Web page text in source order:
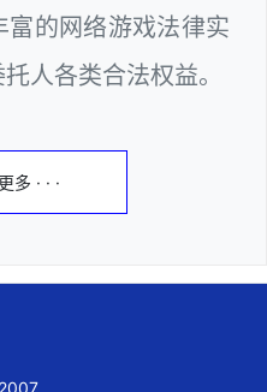
的网络游戏法律实
人各类合法权益。
多 · · ·